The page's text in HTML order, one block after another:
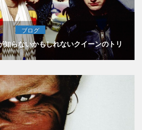
ブログ
知らないかもしれないクイーンのトリ